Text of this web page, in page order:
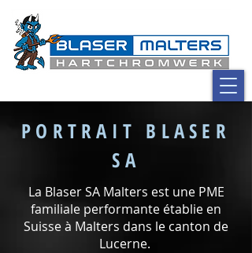
PORTRAIT BLASER
SA
La Blaser SA Malters est une PME
familiale performante établie en
Suisse à Malters dans le canton de
Lucerne.